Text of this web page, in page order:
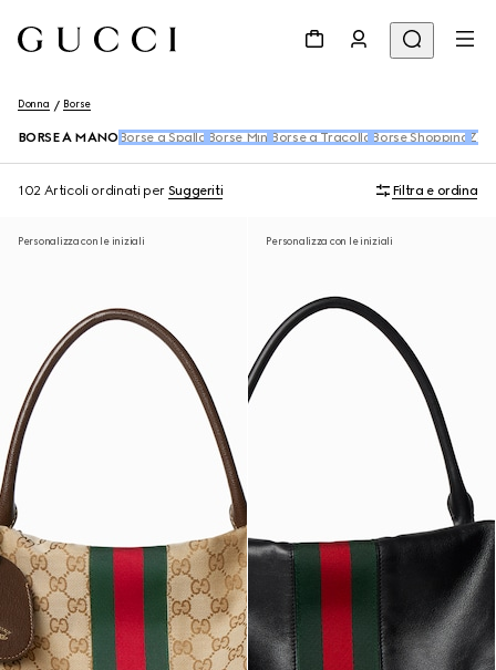
Donna Borse
BORSE A MANO Borse a Spalla Borse Mini Borse a Tracolla Borse Shopping
102 Articoli ordinati per Suggeriti Filtra e ordina
Personalizza con le iniziali Personalizza con le iniziali